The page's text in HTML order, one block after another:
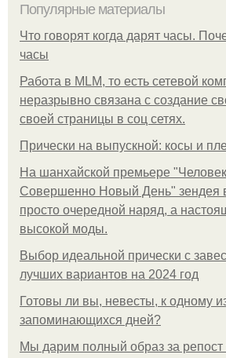
Популярные материалы
Что говорят когда дарят часы.
часы
Работа в MLM, то есть сетевой
неразрывно связана с создание
своей страницы в соц сетях.
Прически на выпускной: косы и
На шанхайской премьере
Совершенно Новый День" зендея
просто очередной наряд, а
высокой моды.
Выбор идеальной прически с
лучших вариантов на 2024 год
Готовы ли вы, невесты, к одному
запоминающихся дней?
Мы дарим полный образ за репост